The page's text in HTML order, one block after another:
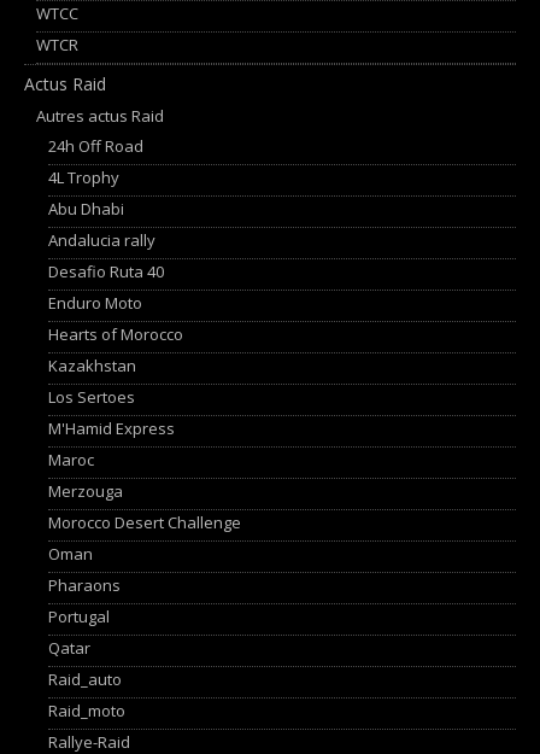
WTCC
WTCR
Actus Raid
Autres actus Raid
24h Off Road
4L Trophy
Abu Dhabi
Andalucia rally
Desafio Ruta 40
Enduro Moto
Hearts of Morocco
Kazakhstan
Los Sertoes
M'Hamid Express
Maroc
Merzouga
Morocco Desert Challenge
Oman
Pharaons
Portugal
Qatar
Raid_auto
Raid_moto
Rallye-Raid